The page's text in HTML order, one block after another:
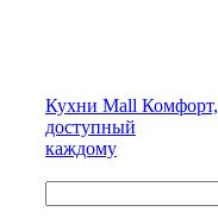
Кухни Mall Комфорт,
доступный
каждому